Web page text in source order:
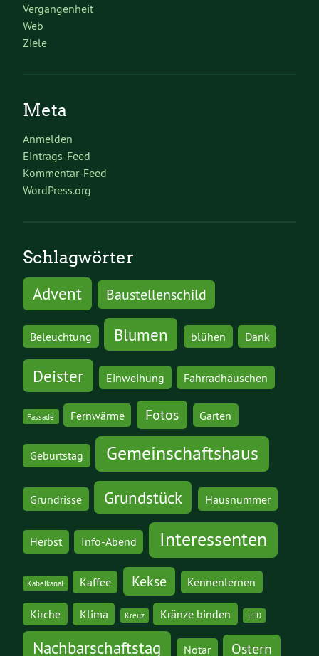
Vergangenheit
Web
Ziele
Meta
Anmelden
Eintrags-Feed
Kommentar-Feed
WordPress.org
Schlagwörter
Advent
Baustellenschild
Beleuchtung Blumen blühen Dank
Deister Einweihung Fahrradhäuschen
Fassade Fernwärme Fotos Garten
Geburtstag Gemeinschaftshaus
Grundrisse Grundstück Hausnummer
Herbst Info-Abend Interessenten
Kabelkanal Kaffee Kekse Kennenlernen
Kirche Klima Kreuz Kränze binden LED
Nachbarschaftstag Notar Ostern